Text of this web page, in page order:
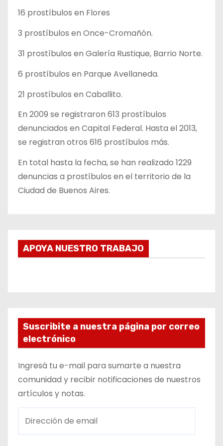
16 prostíbulos en Flores
3 prostíbulos en Once-Cromañón.
31 prostíbulos en Galería Rustique, Barrio Norte.
6 prostíbulos en Parque Avellaneda.
21 prostíbulos en Caballito.
En 2009 se registraron 613 prostíbulos
denunciados en Capital Federal. Hasta el 2013,
se registran otros 616 prostíbulos más.
En total hasta la fecha, se han realizado 1229
denuncias a prostíbulos en el territorio de la
Ciudad de Buenos Aires.
APOYA NUESTRO TRABAJO
Suscribite a nuestra página por correo
electrónico
Ingresá tu e-mail para sumarte a nuestra
comunidad y recibir notificaciones de nuestros
artículos y notas.